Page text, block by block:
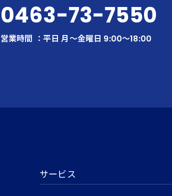
0463-73-7550
営業時間 ：平日 月〜金曜日 9:00～18:00
サービス